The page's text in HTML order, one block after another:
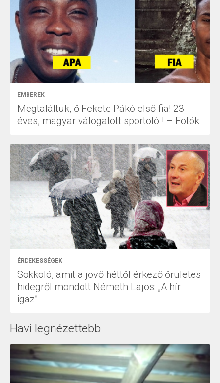
EMBEREK
Megtaláltuk, ő Fekete Pákó első fia! 23
éves, magyar válogatott sportoló ! – Fotók
ÉRDEKESSÉGEK
Sokkoló, amit a jövő héttől érkező őrületes
hidegről mondott Németh Lajos: „A hír
igaz”
Havi legnézettebb